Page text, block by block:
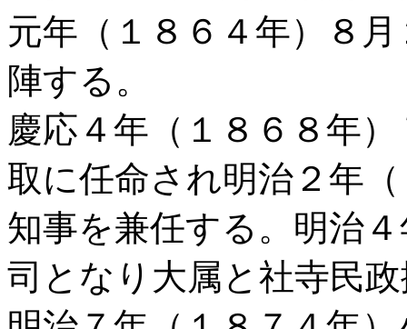
元年（１８６４年）８
陣する。
慶応４年（１８６８年
取に任命され明治２年
知事を兼任する。明治
司となり大属と社寺民